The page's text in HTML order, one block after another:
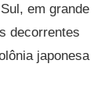
em grande
decorrentes
japonesa